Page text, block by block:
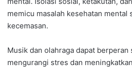
memicu masalah kesehatan
kecemasan.
Musik dan olahraga dapat berperan
mengurangi stres dan